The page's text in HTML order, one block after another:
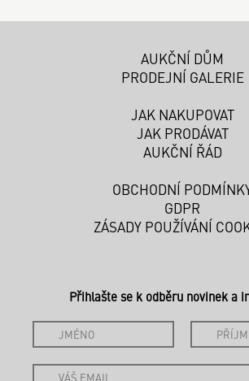
AUKČNÍ DŮM
PRODEJNÍ GALERIE
JAK NAKUPOVAT
JAK PRODÁVAT
AUKČNÍ ŘÁD
OBCHODNÍ
GDPR
ZÁSADY POUŽÍVÁNÍ
Přihlašte se k odběru novinek a